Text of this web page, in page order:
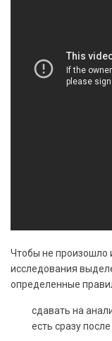
Чтобы не произошло
исследования
определенные
сдавать на
есть сразу